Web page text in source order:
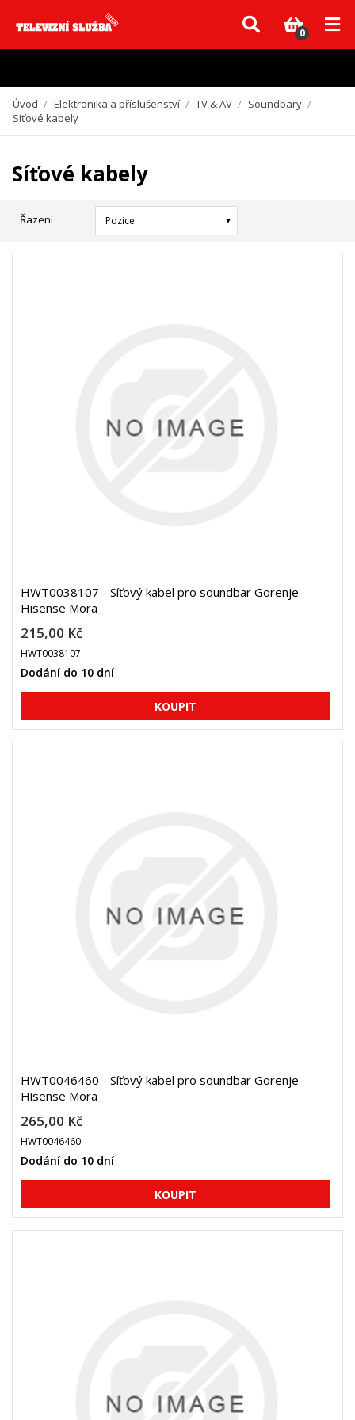
Vzhledem k aktuální situaci se může dodání dílů, které nejsou skladem,
zpozdit. Děkujeme za pochopení.
0
Úvod / Elektronika a příslušenství / TV & AV / Soundbary /
Síťové kabely
Síťové kabely
Řazení Pozice
HWT0038107 - Síťový kabel pro soundbar Gorenje
Hisense Mora
215,00 Kč
HWT0038107
Dodání do 10 dní
HWT0046460 - Síťový kabel pro soundbar Gorenje
Hisense Mora
265,00 Kč
HWT0046460
Dodání do 10 dní